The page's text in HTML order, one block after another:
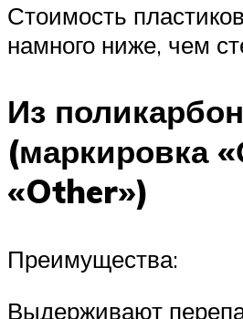
Стоимость
намного ниже, чем
Из
(маркировка
«Other»)
Преимущества:
Выдерживают